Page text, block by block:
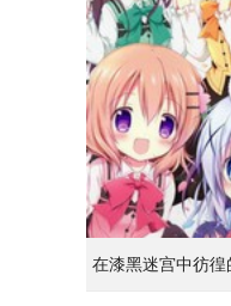
在漆黑迷宫中彷